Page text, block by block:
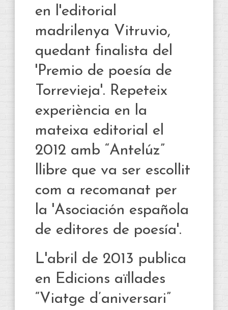
en l'editorial
madrilenya Vitruvio,
quedant finalista del
'Premio de poesía de
Torrevieja'. Repeteix
experiència en la
mateixa editorial el
2012 amb “Antelúz”
llibre que va ser escollit
com a recomanat per
la 'Asociación española
de editores de poesía'.
L'abril de 2013 publica
en Edicions aïllades
“Viatge d’aniversari”